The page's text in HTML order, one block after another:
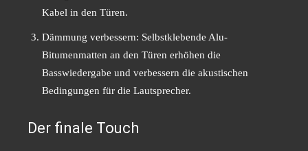
Kabel in den Türen.
Dämmung verbessern: Selbstklebende Alu-
Bitumenmatten an den Türen erhöhen die
Basswiedergabe und verbessern die akustischen
Bedingungen für die Lautsprecher.
Der finale Touch